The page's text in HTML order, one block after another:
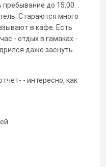
до 15.00. .
Стараются много
в кафе. Есть
- отдых в гамаках -
даже заснуть
- интересно, как